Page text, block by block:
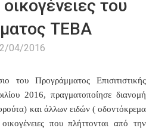
του
ΤΕΒΑ
04/2016
του Προγράμματος Επισιτιστικής
2016, πραγματοποίησε διανομή
και άλλων ειδών ( οδοντόκρεμα
που πλήττονται από την